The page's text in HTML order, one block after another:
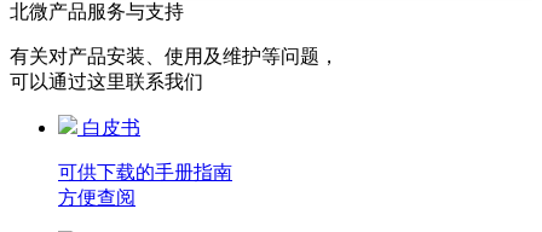
北微产品服务与支持
有关对产品安装、使用及维护等问题，
可以通过这里联系我们
白皮书
可供下载的手册指南
方便查阅